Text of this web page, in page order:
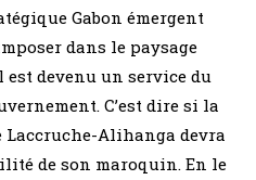
Gabon émergent
dans le paysage
devenu un service du
C’est dire si la
Laccruche-Alihanga devra
de son maroquin. En le